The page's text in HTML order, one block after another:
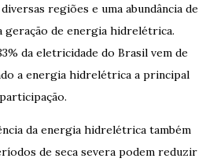
regiões e uma abundância de
geração de energia hidrelétrica.
da eletricidade do Brasil vem de
a energia hidrelétrica a principal
da energia hidrelétrica também
de seca severa podem reduzir